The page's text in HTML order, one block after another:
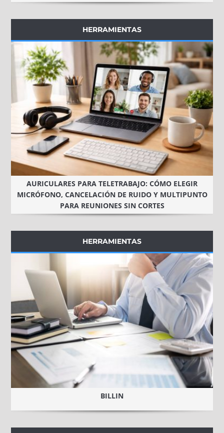
HERRAMIENTAS
AURICULARES PARA TELETRABAJO: CÓMO ELEGIR
MICRÓFONO, CANCELACIÓN DE RUIDO Y MULTIPUNTO
PARA REUNIONES SIN CORTES
HERRAMIENTAS
BILLIN